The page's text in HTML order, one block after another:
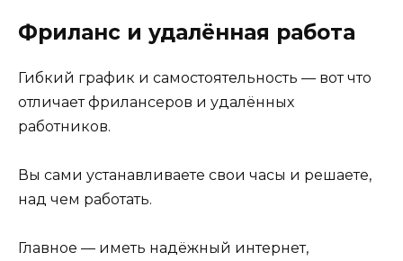
Фриланс и удалённая работа
Гибкий график и самостоятельность — вот что
отличает фрилансеров и удалённых
работников.
Вы сами устанавливаете свои часы и решаете,
над чем работать.
Главное — иметь надёжный интернет,